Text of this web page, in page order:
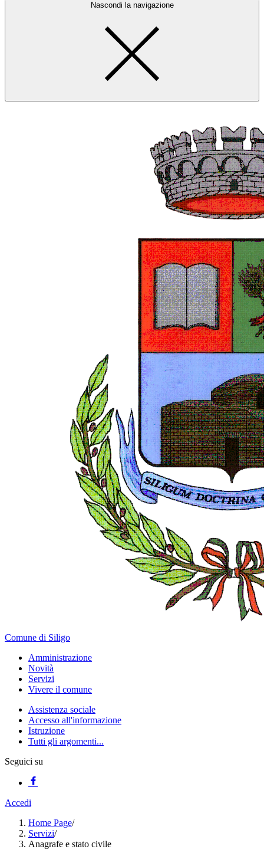
Nascondi la navigazione
Comune di Siligo
Amministrazione
Novità
Servizi
Vivere il comune
Assistenza sociale
Accesso all'informazione
Istruzione
Tutti gli argomenti...
Seguici su
Accedi
Home Page/
Servizi/
Anagrafe e stato civile